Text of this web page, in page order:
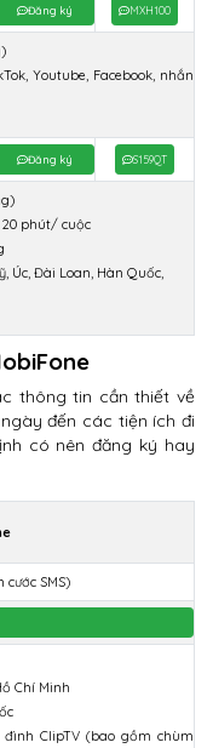
Đăng ký MXH100
Youtube, Facebook, nhắn
Đăng ký S159QT
phút/ cuộc
Úc, Đài Loan, Hàn Quốc,
thông tin cần thiết về
đến các tiện ích đi
có nên đăng ký hay
cước SMS)
Chí Minh
ClipTV (bao gồm chùm